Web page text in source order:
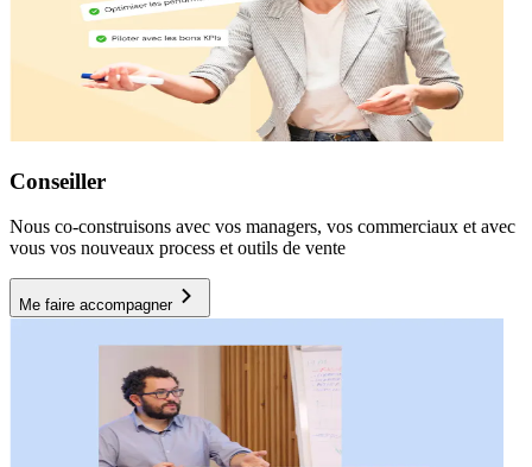
Conseiller
Nous co-construisons avec vos managers, vos commerciaux et avec
vous vos nouveaux process et outils de vente
Me faire accompagner